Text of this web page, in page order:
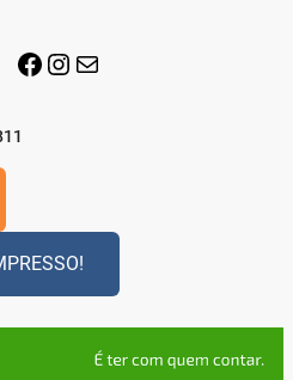
Facebook
Instagram
E-mail